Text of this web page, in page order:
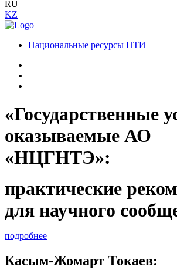
RU
KZ
Национальные ресурсы НТИ
«Государственные
оказываемые АО
«НЦГНТЭ»:
практические
для научного
подробнее
Касым-Жомарт Токаев: